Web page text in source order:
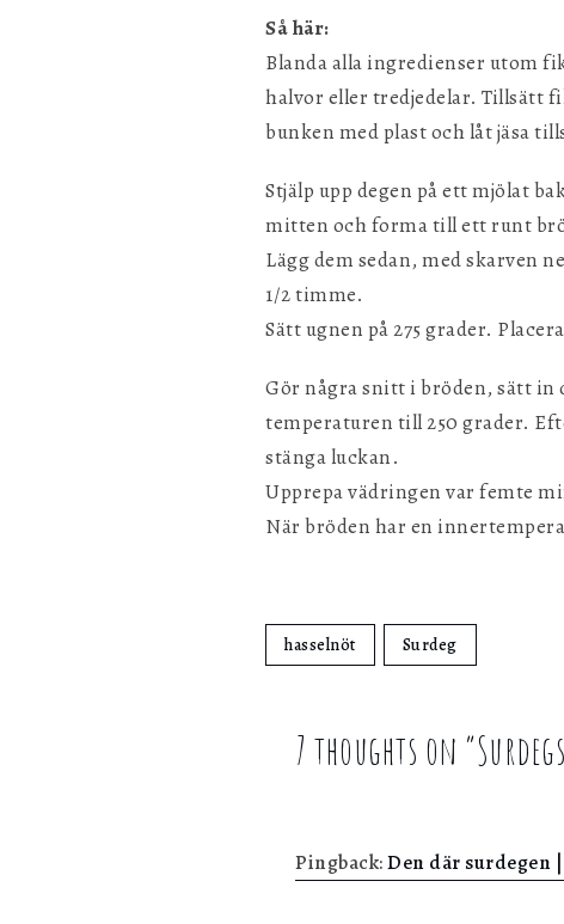
Så här:
Blanda alla ingredienser utom
halvor eller tredjedelar. Tillsätt
bunken med plast och låt jäsa
Stjälp upp degen på ett mjölat
mitten och forma till ett runt
Lägg dem sedan, med skarven
1/2 timme.
Sätt ugnen på 275 grader.
Gör några snitt i bröden, sätt in
temperaturen till 250 grader.
stänga luckan.
Upprepa vädringen var femte
När bröden har en
hasselnöt Surdeg
7 thoughts on “
Pingback:Den där surdegen